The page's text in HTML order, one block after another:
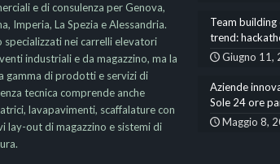
e di consulenza per Genova,
Imperia, La Spezia e Alessandria.
specializzati nei carrelli elevatori
industriali e da magazzino, ma la
gamma di prodotti e servizi di
tecnica comprende anche
lavapavimenti, scaffalature con
lay-out di magazzino e sistemi di
Team building
trend:
Giugno 11,
Aziende
Sole 24 ore
Maggio 8,